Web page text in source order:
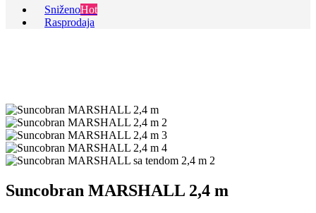
SniženoHot
Rasprodaja
Suncobran MARSHALL 2,4 m